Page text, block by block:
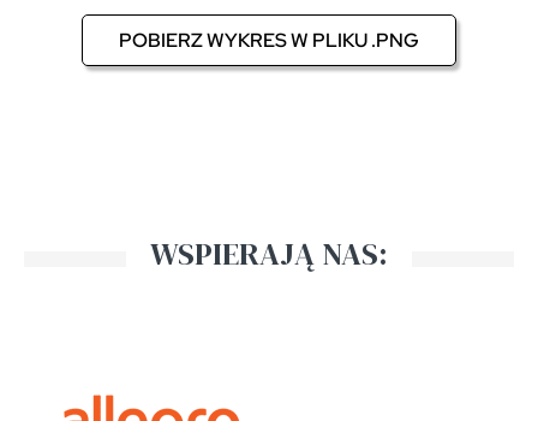
WSPIERAJĄ NAS: